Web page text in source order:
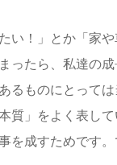
い！」とか「家
ったら、私達の
るものにとって
質」をよく表し
を成すためです